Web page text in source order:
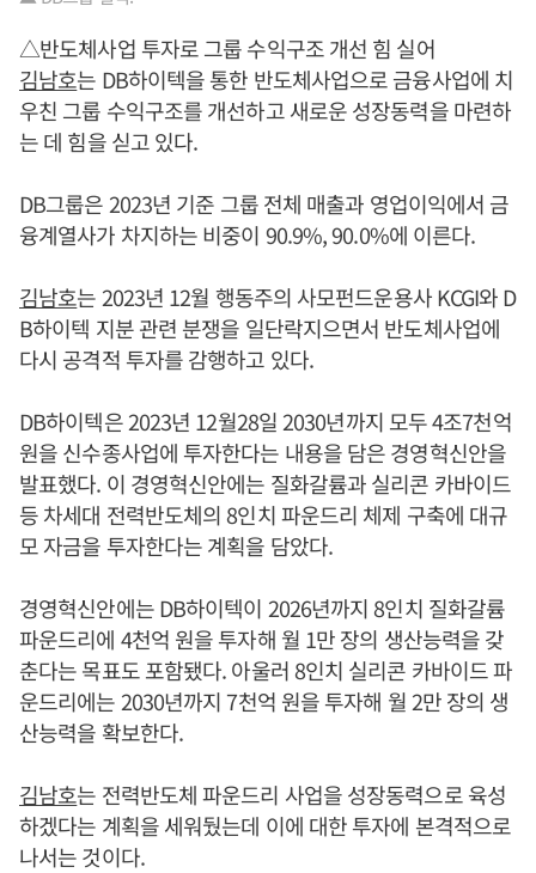
△반도체사업 투자로 그룹 수익구조 개선 힘 실어
김남호는 DB하이텍을 통한 반도체사업으로 금융사업에 치
우친 그룹 수익구조를 개선하고 새로운 성장동력을 마련하
는 데 힘을 싣고 있다.
DB그룹은 2023년 기준 그룹 전체 매출과 영업이익에서 금
융계열사가 차지하는 비중이 90.9%, 90.0%에 이른다.
김남호는 2023년 12월 행동주의 사모펀드운용사 KCGI와 D
B하이텍 지분 관련 분쟁을 일단락지으면서 반도체사업에
다시 공격적 투자를 감행하고 있다.
DB하이텍은 2023년 12월28일 2030년까지 모두 4조7천억
원을 신수종사업에 투자한다는 내용을 담은 경영혁신안을
발표했다. 이 경영혁신안에는 질화갈륨과 실리콘 카바이드
등 차세대 전력반도체의 8인치 파운드리 체제 구축에 대규
모 자금을 투자한다는 계획을 담았다.
경영혁신안에는 DB하이텍이 2026년까지 8인치 질화갈륨
파운드리에 4천억 원을 투자해 월 1만 장의 생산능력을 갖
춘다는 목표도 포함됐다. 아울러 8인치 실리콘 카바이드 파
운드리에는 2030년까지 7천억 원을 투자해 월 2만 장의 생
산능력을 확보한다.
김남호는 전력반도체 파운드리 사업을 성장동력으로 육성
하겠다는 계획을 세워뒀는데 이에 대한 투자에 본격적으로
나서는 것이다.